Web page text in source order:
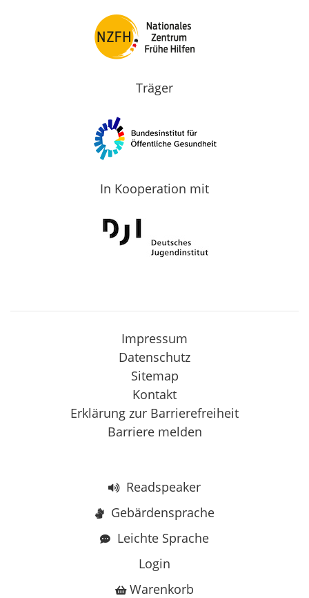
Träger
In Kooperation mit
Impressum
Datenschutz
Sitemap
Kontakt
Erklärung zur Barrierefreiheit
Barriere melden
Readspeaker
Gebärdensprache
Leichte Sprache
Login
Warenkorb